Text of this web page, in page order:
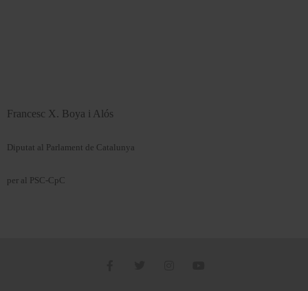
Francesc X. Boya i Alós
Diputat al Parlament de Catalunya
per al PSC-CpC